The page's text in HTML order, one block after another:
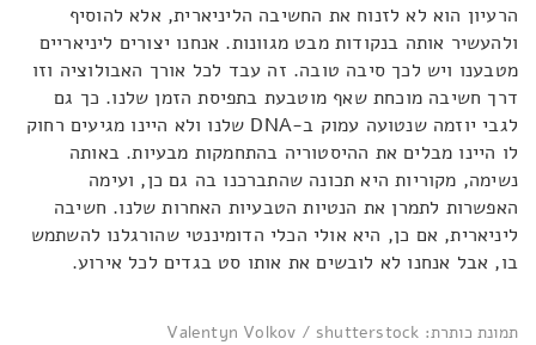
הרעיון הוא לא לזנוח את החשיבה הליניארית, אלא להוסיף
ולהעשיר אותה בנקודות מבט מגוונות. אנחנו יצורים ליניאריים
מטבענו ויש לכך סיבה טובה. זה עבד לכל אורך האבולוציה וזו
דרך חשיבה מוכחת שאף מוטבעת בתפיסת הזמן שלנו. כך גם
לגבי יוזמה שנטועה עמוק ב-DNA שלנו ולא היינו מגיעים רחוק
לו היינו מבלים את ההיסטוריה בהתחמקות מבעיות. באותה
נשימה, מקוריות היא תכונה שהתברכנו בה גם כן, ועימה
האפשרות לתמרן את הנטיות הטבעיות האחרות שלנו. חשיבה
ליניארית, אם כן, היא אולי הכלי הדומיננטי שהורגלנו להשתמש
בו, אבל אנחנו לא לובשים את אותו סט בגדים לכל אירוע.
תמונת כותרת: Valentyn Volkov / shutterstock